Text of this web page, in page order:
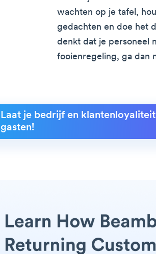
wachten op je tafel,
gedachten en doe het
denkt dat je personeel
fooienregeling, ga dan
Laat je bedrijf en
gasten!